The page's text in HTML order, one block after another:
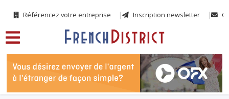
Référencez votre entreprise Inscription newsletter